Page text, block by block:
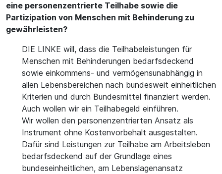
eine personenzentrierte Teilhabe sowie die
Partizipation von Menschen mit Behinderung zu
gewährleisten?
DIE LINKE will, dass die Teilhabeleistungen für
Menschen mit Behinderungen bedarfsdeckend
sowie einkommens- und vermögensunabhängig in
allen Lebensbereichen nach bundesweit einheitlichen
Kriterien und durch Bundesmittel finanziert werden.
Auch wollen wir ein Teilhabegeld einführen.
Wir wollen den personenzentrierten Ansatz als
Instrument ohne Kostenvorbehalt ausgestalten.
Dafür sind Leistungen zur Teilhabe am Arbeitsleben
bedarfsdeckend auf der Grundlage eines
bundeseinheitlichen, am Lebenslagenansatz